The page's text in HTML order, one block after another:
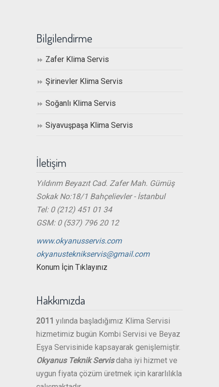
Bilgilendirme
Zafer Klima Servis
Şirinevler Klima Servis
Soğanlı Klima Servis
Siyavuşpaşa Klima Servis
İletişim
Yıldırım Beyazıt Cad. Zafer Mah. Gümüş
Sokak No:18/1 Bahçelievler - İstanbul
Tel: 0 (212) 451 01 34
GSM: 0 (537) 796 20 12
www.okyanusservis.com
okyanusteknikservis@gmail.com
Konum İçin Tıklayınız
Hakkımızda
2011 yılında başladığımız Klima Servisi
hizmetimiz bugün Kombi Servisi ve Beyaz
Eşya Servisinide kapsayarak genişlemiştir.
Okyanus Teknik Servisdaha iyi hizmet ve
uygun fiyata çözüm üretmek için kararlılıkla